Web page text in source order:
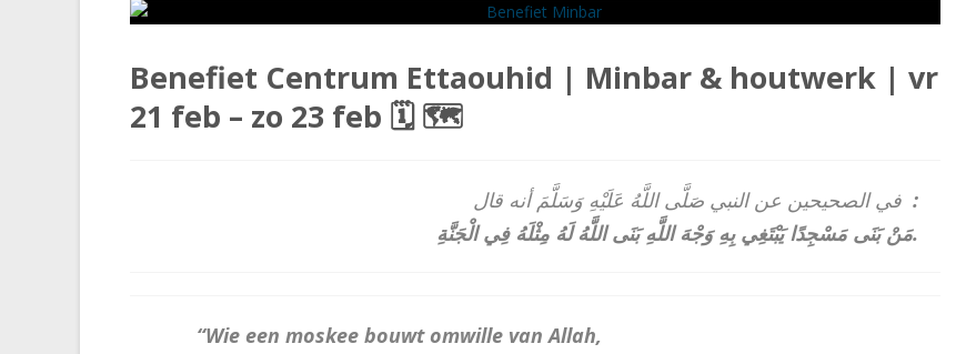
Benefiet Centrum Ettaouhid | Minbar & houtwerk | vr
21 feb – zo 23 feb 🗓 🗺
في الصحيحين عن النبي صَلَّى اللَّهُ عَلَيْهِ وَسَلَّمَ أنه قال :
مَنْ بَنَى مَسْجِدًا يَبْتَغِي بِهِ وَجْهَ اللَّهِ بَنَى اللَّهُ لَهُ مِثْلَهُ فِي الْجَنَّةِ.
“Wie een moskee bouwt omwille van Allah,